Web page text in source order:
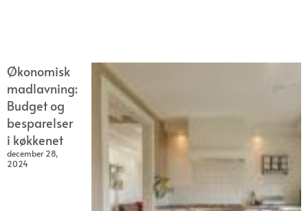
Økonomisk
madlavning:
Budget og
besparelser
i køkkenet
december 28,
2024